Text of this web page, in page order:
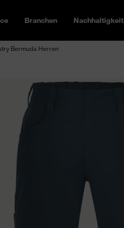
Branchen Nachhaltigkeit
Bermuda Herren